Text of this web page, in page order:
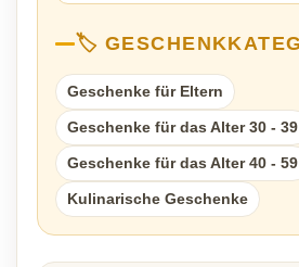
🏷️
Geschenke für Eltern
Geschenke für das Alter 30 - 39
Geschenke für das Alter 40 - 59
Kulinarische Geschenke